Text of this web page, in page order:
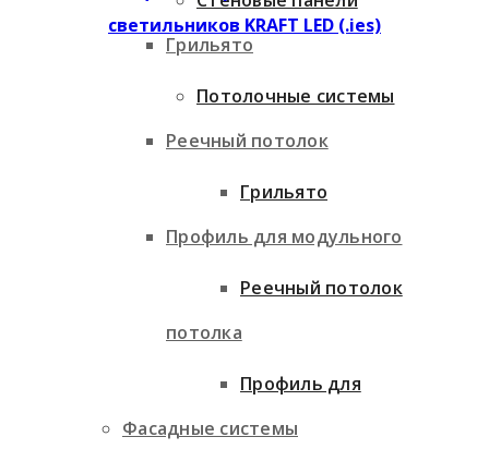
Грильято
Реечный потолок
Профиль для модульного
потолка
Фасадные системы
Потолочные системы
Грильято
Реечный потолок
Профиль для
светильников KRAFT LED (.ies)